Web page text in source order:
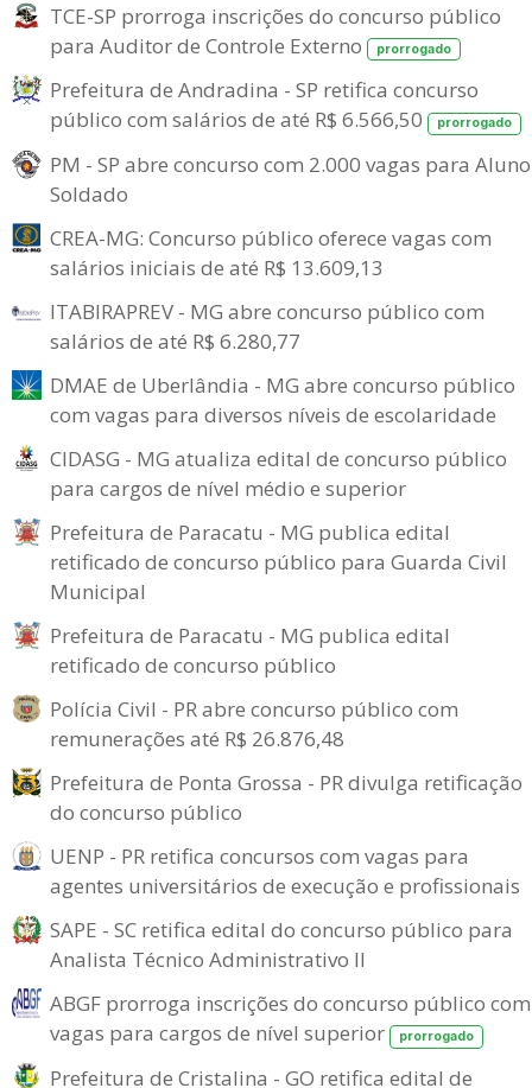
TCE-SP prorroga inscrições do concurso público
para Auditor de Controle Externo
prorrogado
Prefeitura de Andradina - SP retifica concurso
público com salários de até R$ 6.566,50
prorrogado
PM - SP abre concurso com 2.000 vagas para
Soldado
CREA-MG: Concurso público oferece vagas com
salários iniciais de até R$ 13.609,13
ITABIRAPREV - MG abre concurso público com
salários de até R$ 6.280,77
DMAE de Uberlândia - MG abre concurso público
com vagas para diversos níveis de escolaridade
CIDASG - MG atualiza edital de concurso público
para cargos de nível médio e superior
Prefeitura de Paracatu - MG publica edital
retificado de concurso público para Guarda Civil
Municipal
Prefeitura de Paracatu - MG publica edital
retificado de concurso público
Polícia Civil - PR abre concurso público com
remunerações até R$ 26.876,48
Prefeitura de Ponta Grossa - PR divulga retificação
do concurso público
UENP - PR retifica concursos com vagas para
agentes universitários de execução e profissionais
SAPE - SC retifica edital do concurso público para
Analista Técnico Administrativo II
ABGF prorroga inscrições do concurso público com
vagas para cargos de nível superior
prorrogado
Prefeitura de Cristalina - GO retifica edital de